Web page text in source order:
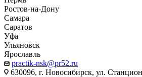
Ростов-на-Дону
Самара
Саратов
Уфа
Ульяновск
Ярославль
practik-nsk@pr52.ru
630096, г. Новосибирск, ул.